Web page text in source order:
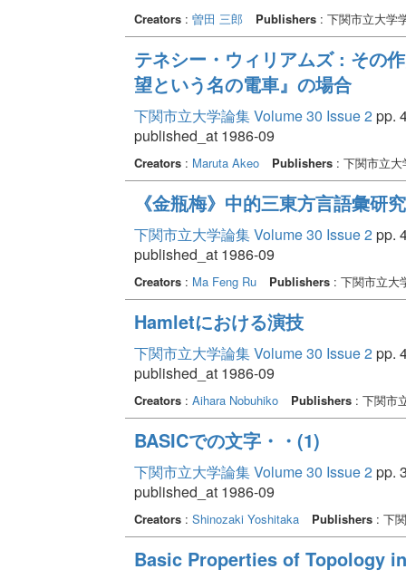
Creators: 曽田 三郎 Publishers: 下関市立大学
テネシー・ウィリアムズ : その
望という名の電車』の場合
下関市立大学論集 Volume 30 Issue 2pp.
published_at 1986-09
Creators: Maruta Akeo Publishers: 下関市立大
《金瓶梅》中的三東方言語彙研
下関市立大学論集 Volume 30 Issue 2pp.
published_at 1986-09
Creators: Ma Feng Ru Publishers: 下関市立大
Hamletにおける演技
下関市立大学論集 Volume 30 Issue 2pp.
published_at 1986-09
Creators: Aihara Nobuhiko Publishers: 下関市
BASICでの文字・・(1)
下関市立大学論集 Volume 30 Issue 2pp.
published_at 1986-09
Creators: Shinozaki Yoshitaka Publishers: 下
Basic Properties of Topology